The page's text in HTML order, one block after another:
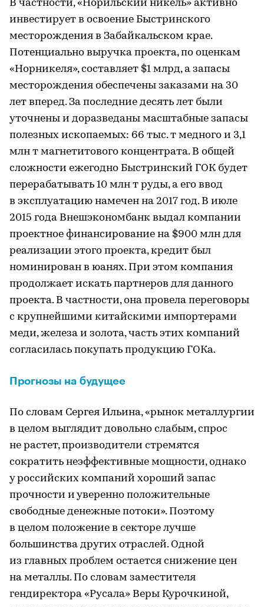
В частности, «Норильский никель» активно
инвестирует в освоение Быстринского
месторождения в Забайкальском крае.
Потенциально выручка проекта, по оценкам
«Норникеля», составляет $1 млрд, а запасы
месторождения обеспечены заказами на 30
лет вперед. За последние десять лет были
уточнены и доразведаны масштабные запасы
полезных ископаемых: 66 тыс. т медного и 3,1
млн т магнетитового концентрата. В общей
сложности ежегодно Быстринский ГОК будет
перерабатывать 10 млн т руды, а его ввод
в эксплуатацию намечен на 2017 год. В июле
2015 года Внешэкономбанк выдал компании
проектное финансирование на $900 млн для
реализации этого проекта, кредит был
номинирован в юанях. При этом компания
продолжает искать партнеров для данного
проекта. В частности, она провела переговоры
с крупнейшими китайскими импортерами
меди, железа и золота, часть этих компаний
согласилась покупать продукцию ГОКа.
Прогнозы на будущее
По словам Сергея Ильина, «рынок металлургии
в целом выглядит довольно слабым, спрос
не растет, производители стремятся
сократить неэффективные мощности, однако
у российских компаний хороший запас
прочности и уверенно положительные
свободные денежные потоки». Поэтому
в целом положение в секторе лучше
большинства других отраслей. Одной
из главных проблем остается снижение цен
на металлы. По словам заместителя
гендиректора «Русала» Веры Курочкиной,